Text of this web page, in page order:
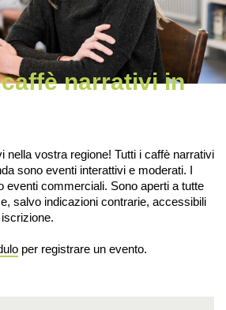
narrativi in
nella vostra regione! Tutti i caffè narrativi
sono eventi interattivi e moderati. I
eventi commerciali. Sono aperti a tutte
salvo indicazioni contrarie, accessibili
per registrare un evento.